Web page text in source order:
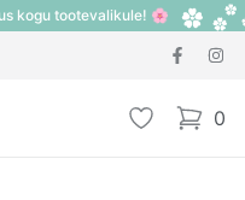
kogu tootevalikule! 🌸
Lemmik 0
items